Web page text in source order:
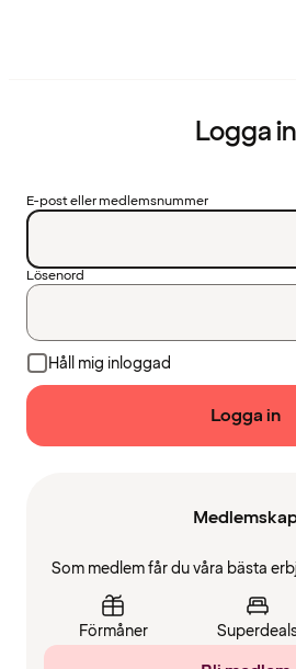
Logga in
E-post eller medlemsnummer
Lösenord
Håll mig inloggad
Logga in
Som medlem får du våra bästa
Förmåner